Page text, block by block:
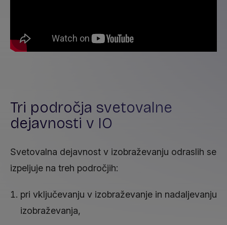
Tri področja svetovalne
dejavnosti v IO
Svetovalna dejavnost v izobraževanju odraslih se
izpeljuje na treh področjih:
pri vključevanju v izobraževanje in nadaljevanju
izobraževanja,